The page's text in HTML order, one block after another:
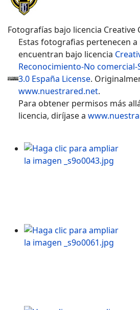
Fotografías bajo licencia Creative
Estas fotografias pertenecen a
encuentran bajo licencia
Reconocimiento-No
3.0 España License.
www.nuestrared.net.
Para obtener permisos más
licencia, diríjase a